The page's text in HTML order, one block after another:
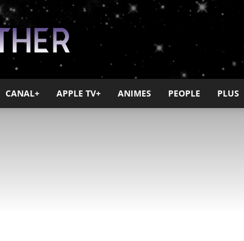
Ayther
CANAL+ APPLE TV+ ANIMES PEOPLE PLUS